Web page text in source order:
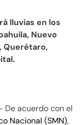
lluvias en los
Nuevo
Querétaro,
De acuerdo con el
Nacional (SMN),